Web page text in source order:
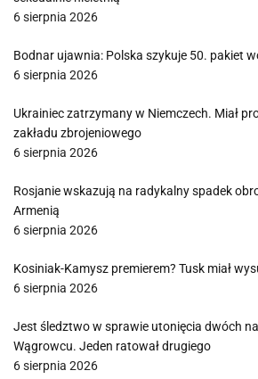
6 sierpnia 2026
Bodnar ujawnia: Polska szykuje 50. pakiet
6 sierpnia 2026
Ukrainiec zatrzymany w Niemczech. Miał
zakładu zbrojeniowego
6 sierpnia 2026
Rosjanie wskazują na radykalny spadek
Armenią
6 sierpnia 2026
Kosiniak-Kamysz premierem? Tusk miał
6 sierpnia 2026
Jest śledztwo w sprawie utonięcia dwóch
Wągrowcu. Jeden ratował drugiego
6 sierpnia 2026